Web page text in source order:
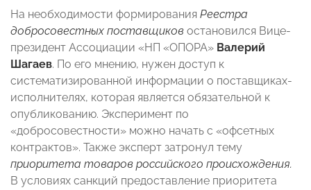
На необходимости формирования Реестра
добросовестных поставщиков остановился Вице-
президент Ассоциации «НП «ОПОРА» Валерий
Шагаев. По его мнению, нужен доступ к
систематизированной информации о поставщиках-
исполнителях, которая является обязательной к
опубликованию. Эксперимент по
«добросовестности» можно начать с «офсетных
контрактов». Также эксперт затронул тему
приоритета товаров российского происхождения.
В условиях санкций предоставление приоритета